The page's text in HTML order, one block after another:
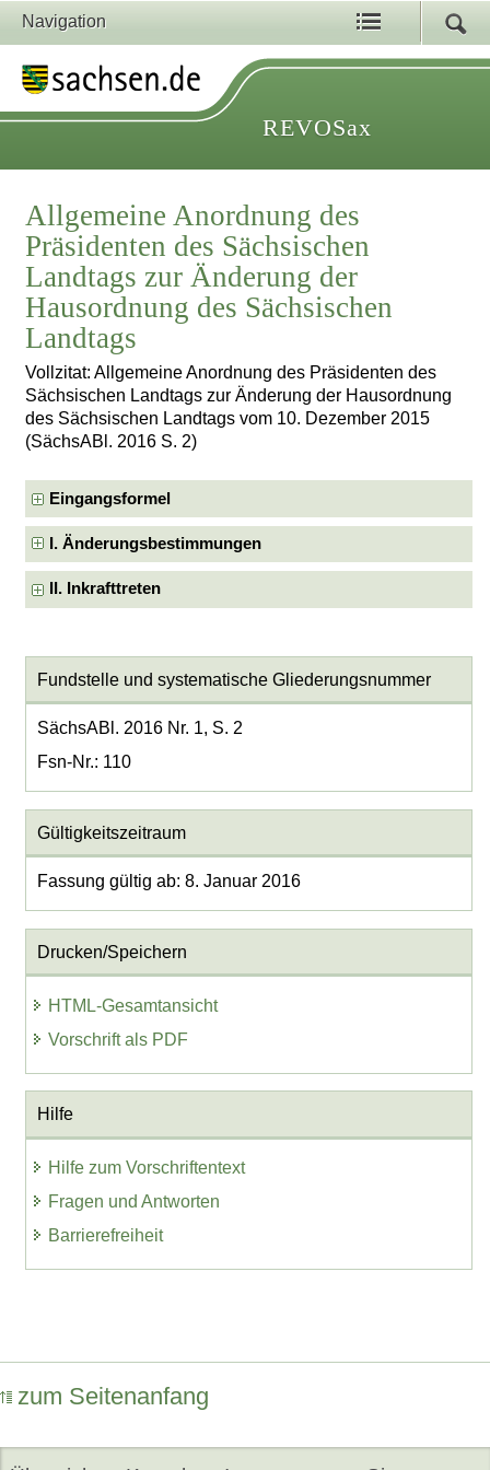
Navigation
REVOSax
Allgemeine Anordnung des
Präsidenten des Sächsischen
Landtags zur Änderung der
Hausordnung des Sächsischen
Landtags
Vollzitat: Allgemeine Anordnung des Präsidenten des
Sächsischen Landtags zur Änderung der Hausordnung
des Sächsischen Landtags vom 10. Dezember 2015
(SächsABl. 2016 S. 2)
Eingangsformel
I. Änderungsbestimmungen
II. Inkrafttreten
Fundstelle und systematische Gliederungsnummer
SächsABl. 2016 Nr. 1, S. 2
Fsn-Nr.: 110
Gültigkeitszeitraum
Fassung gültig ab: 8. Januar 2016
Drucken/Speichern
HTML-Gesamtansicht
Vorschrift als PDF
Hilfe
Hilfe zum Vorschriftentext
Fragen und Antworten
Barrierefreiheit
zum Seitenanfang